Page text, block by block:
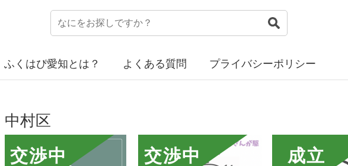
ふくはぴ愛知とは？ よくある質問 プライバシーポリシー
中村区
交渉中 交渉中 成立